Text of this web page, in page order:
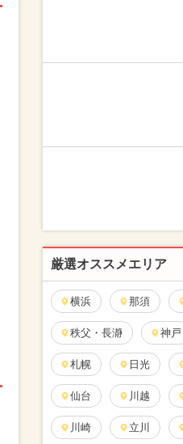
厳選オススメエリア
横浜 那須
秩父・長瀞 神戸
札幌 日光
仙台 川越
川崎 立川